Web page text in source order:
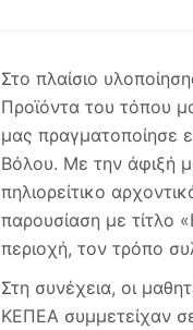
Στο πλαίσιο
Προϊόντα του τόπου
μας πραγματοποίησε
Βόλου. Με την άφιξή
πηλιορείτικο
παρουσίαση με τίτλο
περιοχή, τον τρόπο
Στη συνέχεια, οι
ΚΕΠΕΑ συμμετείχαν